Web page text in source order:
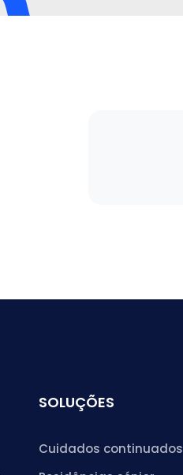
SOLUÇÕES
Cuidados continuados